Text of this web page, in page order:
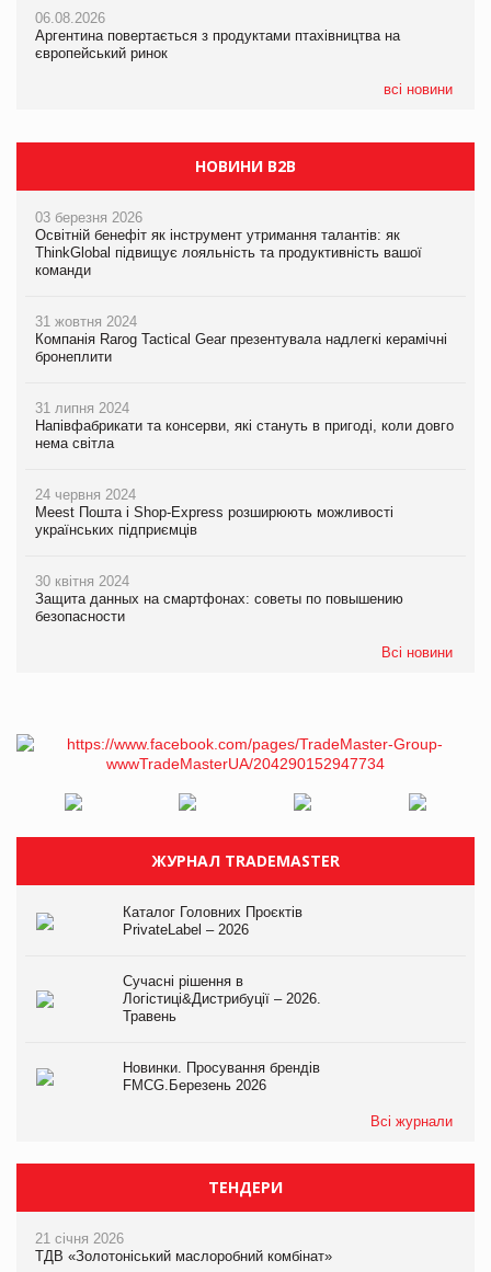
06.08.2026
Аргентина повертається з продуктами птахівництва на
європейський ринок
всі новини
06.08.2026
Аргентина повертається з продуктами птахівництва на
європейський ринок
06.08.2026
Аргентина повертається з продуктами птахівництва на
європейський ринок
НОВИНИ B2B
03 березня 2026
Освітній бенефіт як інструмент утримання талантів: як
ThinkGlobal підвищує лояльність та продуктивність вашої
команди
31 жовтня 2024
Компанія Rarog Tactical Gear презентувала надлегкі керамічні
бронеплити
31 липня 2024
Напівфабрикати та консерви, які стануть в пригоді, коли довго
нема світла
24 червня 2024
Meest Пошта і Shop-Express розширюють можливості
українських підприємців
30 квітня 2024
Защита данных на смартфонах: советы по повышению
безопасности
Всі новини
ЖУРНАЛ TRADEMASTER
Каталог Головних Проєктів
PrivateLabel – 2026
Сучасні рішення в
Логістиці&Дистрибуції – 2026.
Травень
Новинки. Просування брендів
FMCG.Березень 2026
Всі журнали
ТЕНДЕРИ
21 січня 2026
ТДВ «Золотоніський маслоробний комбінат»